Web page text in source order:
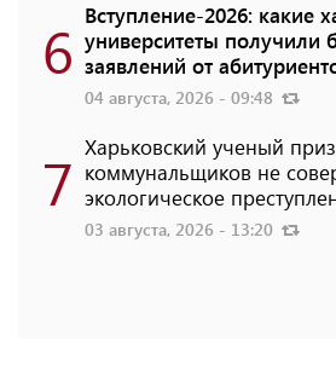
6 Вступление-2026: какие
университеты получили
заявлений от
04 августа, 2026 - 09:48
7 Харьковский ученый
коммунальщиков не
экологическое
03 августа, 2026 - 13:20